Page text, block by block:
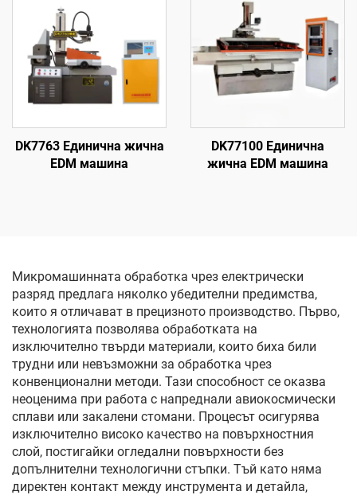
DK7763 Единична жична
EDM машина
DK77100 Единична
жична EDM машина
Микромашинната обработка чрез електрически
разряд предлага няколко убедителни предимства,
които я отличават в прецизното производство. Първо,
технологията позволява обработката на
изключително твърди материали, които биха били
трудни или невъзможни за обработка чрез
конвенционални методи. Тази способност се оказва
неоценима при работа с напреднали авиокосмически
сплави или закалени стомани. Процесът осигурява
изключително високо качество на повърхностния
слой, постигайки огледални повърхности без
допълнителни технологични стъпки. Тъй като няма
директен контакт между инструмента и детайла,